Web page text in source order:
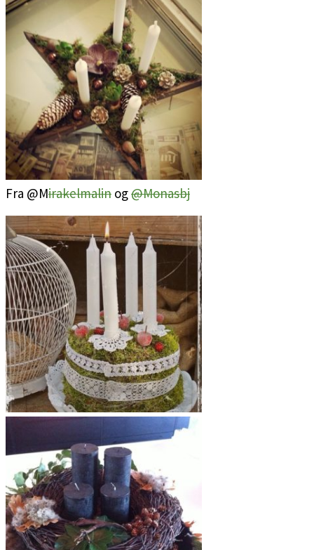
Fra @Mirakelmalin og@Monasbj